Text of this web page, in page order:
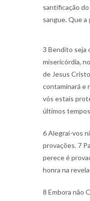
santificação
sangue. Que a
3 Bendito seja
misericórdia,
de Jesus
contaminará e
vós estais
últimos
6 Alegrai-vos
provações. 7
perece é
honra na
8 Embora não